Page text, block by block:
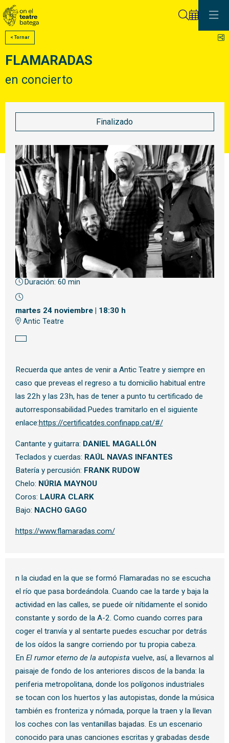
< Tornar
FLAMARADAS
en concierto
Finalizado
Diapositiva 1 de 1
Duración: 60 min
martes 24 noviembre| 18:30 h
Antic Teatre
Recuerda que antes de venir a Antic Teatre y siempre en
caso que preveas el regreso a tu domicilio habitual entre
las 22h y las 23h, has de tener a punto tu certificado de
autorresponsabilidad.Puedes tramitarlo en el siguiente
enlace:https://certificatdes.confinapp.cat/#/
Cantante y guitarra: DANIEL MAGALLÓN
Teclados y cuerdas: RAÚL NAVAS INFANTES
Batería y percusión: FRANK RUDOW
Chelo: NÚRIA MAYNOU
Coros: LAURA CLARK
Bajo: NACHO GAGO
https://www.flamaradas.com/
n la ciudad en la que se formó Flamaradas no se escucha
el río que pasa bordeándola. Cuando cae la tarde y baja la
actividad en las calles, se puede oír nítidamente el sonido
constante y sordo de la A-2. Como cuando corres para
coger el tranvía y al sentarte puedes escuchar por detrás
de los oídos la sangre corriendo por tu propia cabeza.
En El rumor eterno de la autopista vuelve, así, a llevarnos al
paisaje de fondo de los anteriores discos de la banda: la
periferia metropolitana, donde los polígonos industriales
se tocan con los huertos y las autopistas, donde la música
también es fronteriza y nómada, porque la traen y la llevan
los coches con las ventanillas bajadas. Es un escenario
conocido para unas canciones escritas y grabadas desde